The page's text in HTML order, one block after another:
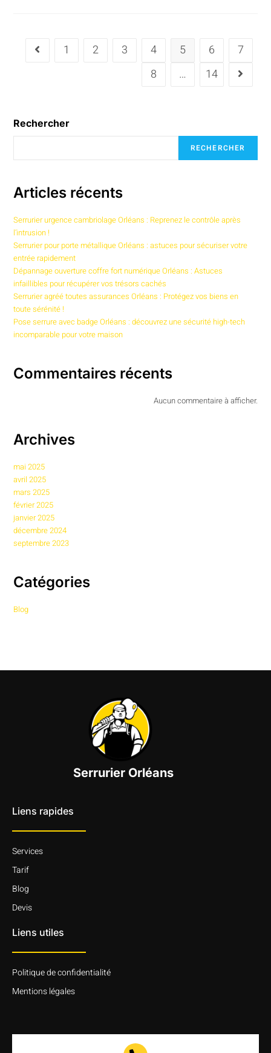
1 2 3 4 5 6
7
8
… 14
Rechercher
RECHERCHER
Articles récents
Serrurier urgence cambriolage Orléans : Reprenez le contrôle après
l’intrusion !
Serrurier pour porte métallique Orléans : astuces pour sécuriser votre
entrée rapidement
Dépannage ouverture coffre fort numérique Orléans : Astuces
infaillibles pour récupérer vos trésors cachés
Serrurier agréé toutes assurances Orléans : Protégez vos biens en
toute sérénité !
Pose serrure avec badge Orléans : découvrez une sécurité high-tech
incomparable pour votre maison
Commentaires récents
Aucun commentaire à afficher.
Archives
mai 2025
avril 2025
mars 2025
février 2025
janvier 2025
décembre 2024
septembre 2023
Catégories
Blog
Serrurier Orléans
Liens rapides
Services
Tarif
Blog
Devis
Liens utiles
Politique de confidentialité
Mentions légales